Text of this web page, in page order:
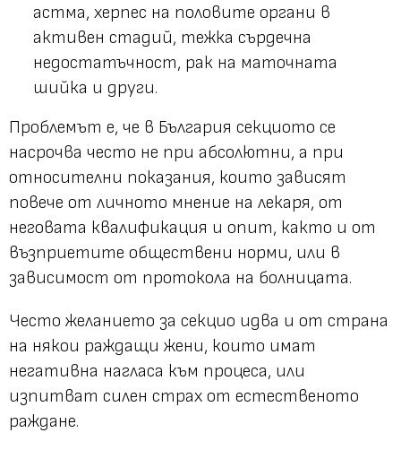
астма, херпес на половите органи в
активен стадий, тежка сърдечна
недостатъчност, рак на маточната
шийка и други.
Проблемът е, че в България секциото се
насрочва често не при абсолютни, а при
относителни показания, които зависят
повече от личното мнение на лекаря, от
неговата квалификация и опит, както и от
възприетите обществени норми, или в
зависимост от протокола на болницата.
Често желанието за секцио идва и от страна
на някои раждащи жени, които имат
негативна нагласа към процеса, или
изпитват силен страх от естественото
раждане.